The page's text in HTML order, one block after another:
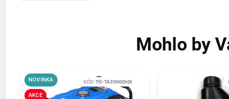
Mohlo by
AKCE
NOVINKA KÓD:TG-TA3500GHX